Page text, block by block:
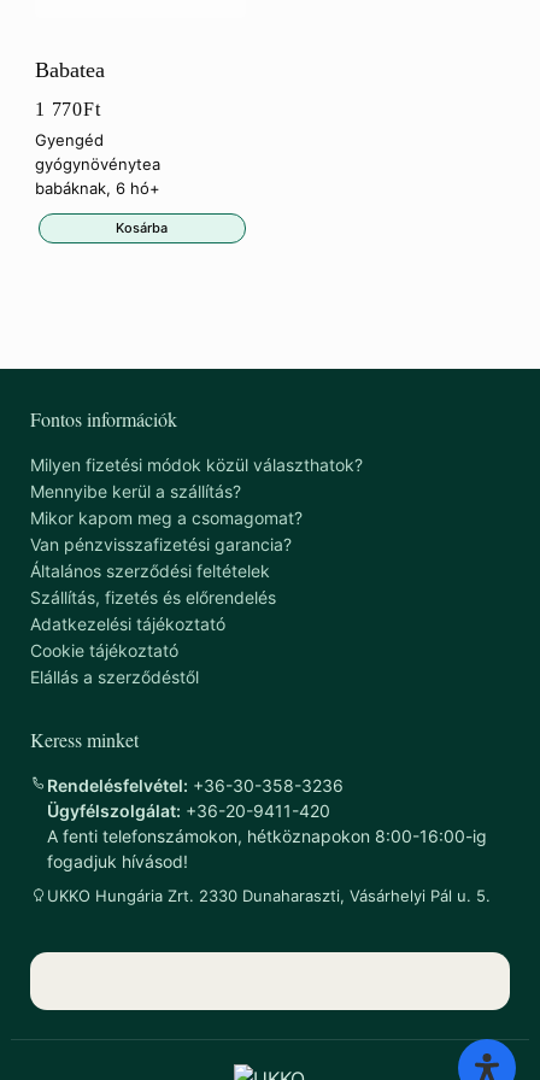
Babatea
1 770Ft
Gyengéd
gyógynövénytea
babáknak, 6 hó+
Kosárba
Fontos információk
Milyen fizetési módok közül választhatok?
Mennyibe kerül a szállítás?
Mikor kapom meg a csomagomat?
Van pénzvisszafizetési garancia?
Általános szerződési feltételek
Szállítás, fizetés és előrendelés
Adatkezelési tájékoztató
Cookie tájékoztató
Elállás a szerződéstől
Keress minket
Rendelésfelvétel: +36-30-358-3236
Ügyfélszolgálat: +36-20-9411-420
A fenti telefonszámokon, hétköznapokon 8:00-16:00-ig
fogadjuk hívásod!
UKKO Hungária Zrt. 2330 Dunaharaszti, Vásárhelyi Pál u. 5.